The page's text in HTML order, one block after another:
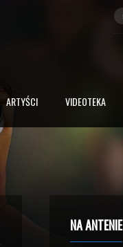
ARTYŚCI VIDEOTEKA
NA ANTENIE